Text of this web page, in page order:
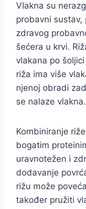
Vlakna su
probavni sustav,
zdravog
šećera u krvi.
vlakana po
riža ima više
njenoj obradi
se nalaze vlakna.
Kombiniranje
bogatim
uravnotežen i
dodavanje
rižu može
također pružiti